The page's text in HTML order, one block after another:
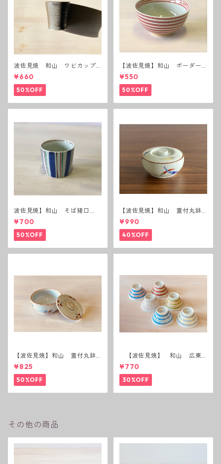
波佐見焼 和山 ワビカップ
黒錆 3種(アウトレット）
¥660
50%OFF
【波佐見焼】和山 ボーダー
茶碗 赤
¥550
50%OFF
波佐見焼】和山 そば猪口
（十草）
¥700
50%OFF
【波佐見焼】和山 蓋付丸鉢
(唐辛子)
¥990
40%OFF
【波佐見焼】和山 蓋付丸鉢
(花絵)
¥825
50%OFF
【波佐見焼】 和山 広東
碗 二色ボーダー 全6パター
ン
¥770
30%OFF
その他の商品